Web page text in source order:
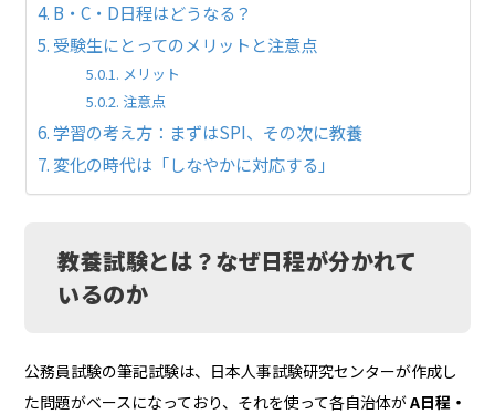
B・C・D日程はどうなる？
受験生にとってのメリットと注意点
メリット
注意点
学習の考え方：まずはSPI、その次に教養
変化の時代は「しなやかに対応する」
教養試験とは？なぜ日程が分かれて
いるのか
公務員試験の筆記試験は、日本人事試験研究センターが作成し
た問題がベースになっており、それを使って各自治体がA日程・